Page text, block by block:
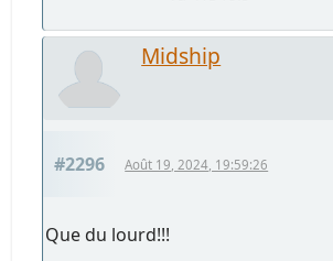
Midship
#2296 Août 19, 2024, 19:59:26
Que du lourd!!!